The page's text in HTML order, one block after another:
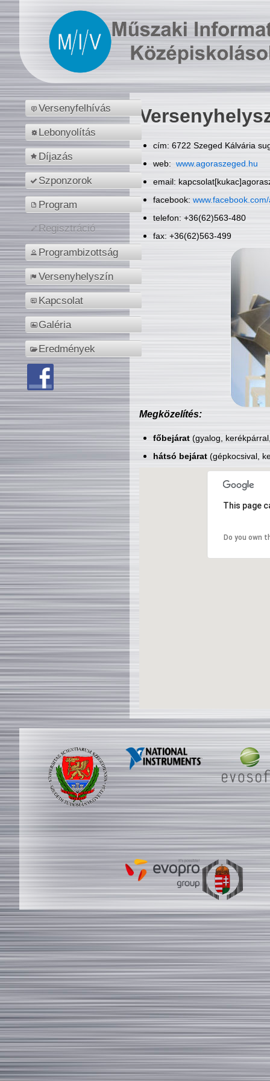
Versenyfelhívás
Lebonyolítás
Díjazás
Szponzorok
Program
Regisztráció
Programbizottság
Versenyhelyszín
Kapcsolat
Galéria
Eredmények
cím: 6722 Szeged Kálvária
web: www.agoraszeged.hu
email:
facebook:
telefon: +36(62)563-480
fax: +36(62)563-499
Megközelítés:
főbejárat(gyalog,
hátsó bejárat(gépkocsival,
This page
Do you own